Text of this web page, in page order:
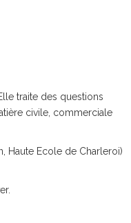
traite des questions
civile, commerciale
Haute Ecole de Charleroi)